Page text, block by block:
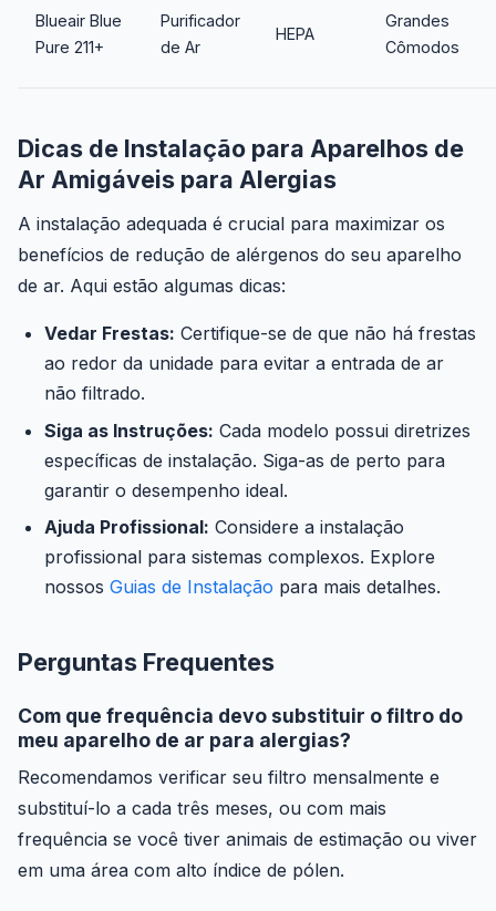
Blueair Blue
Pure 211+
Purificador
de Ar
HEPA
Grandes
Cômodos
Dicas de Instalação para Aparelhos de
Ar Amigáveis para Alergias
A instalação adequada é crucial para maximizar os
benefícios de redução de alérgenos do seu aparelho
de ar. Aqui estão algumas dicas:
Vedar Frestas: Certifique-se de que não há frestas
ao redor da unidade para evitar a entrada de ar
não filtrado.
Siga as Instruções: Cada modelo possui diretrizes
específicas de instalação. Siga-as de perto para
garantir o desempenho ideal.
Ajuda Profissional: Considere a instalação
profissional para sistemas complexos. Explore
nossos Guias de Instalação para mais detalhes.
Perguntas Frequentes
Com que frequência devo substituir o filtro do
meu aparelho de ar para alergias?
Recomendamos verificar seu filtro mensalmente e
substituí-lo a cada três meses, ou com mais
frequência se você tiver animais de estimação ou viver
em uma área com alto índice de pólen.